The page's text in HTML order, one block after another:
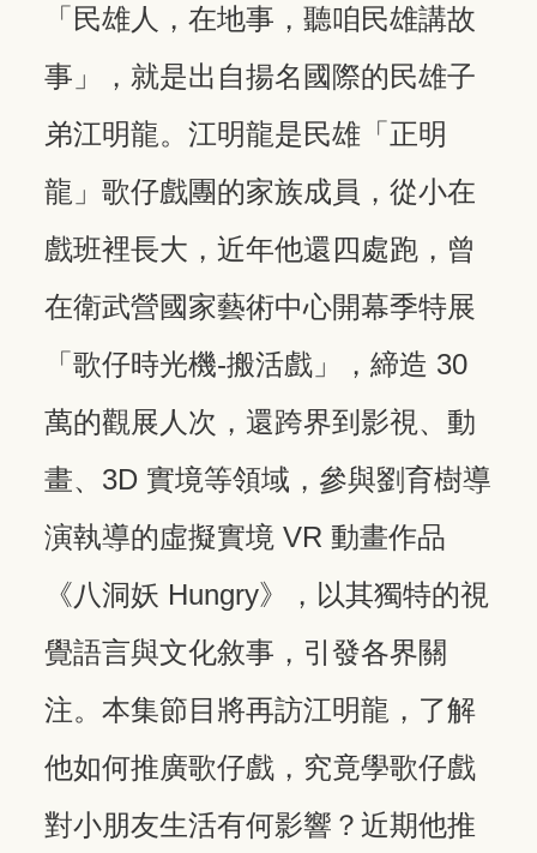
「民雄人，在地事，聽咱民雄講故
事」，就是出自揚名國際的民雄子
弟江明龍。江明龍是民雄「正明
龍」歌仔戲團的家族成員，從小在
戲班裡長大，近年他還四處跑，曾
在衛武營國家藝術中心開幕季特展
「歌仔時光機-搬活戲」，締造 30
萬的觀展人次，還跨界到影視、動
畫、3D 實境等領域，參與劉育樹導
演執導的虛擬實境 VR 動畫作品
《八洞妖 Hungry》，以其獨特的視
覺語言與文化敘事，引發各界關
注。本集節目將再訪江明龍，了解
他如何推廣歌仔戲，究竟學歌仔戲
對小朋友生活有何影響？近期他推